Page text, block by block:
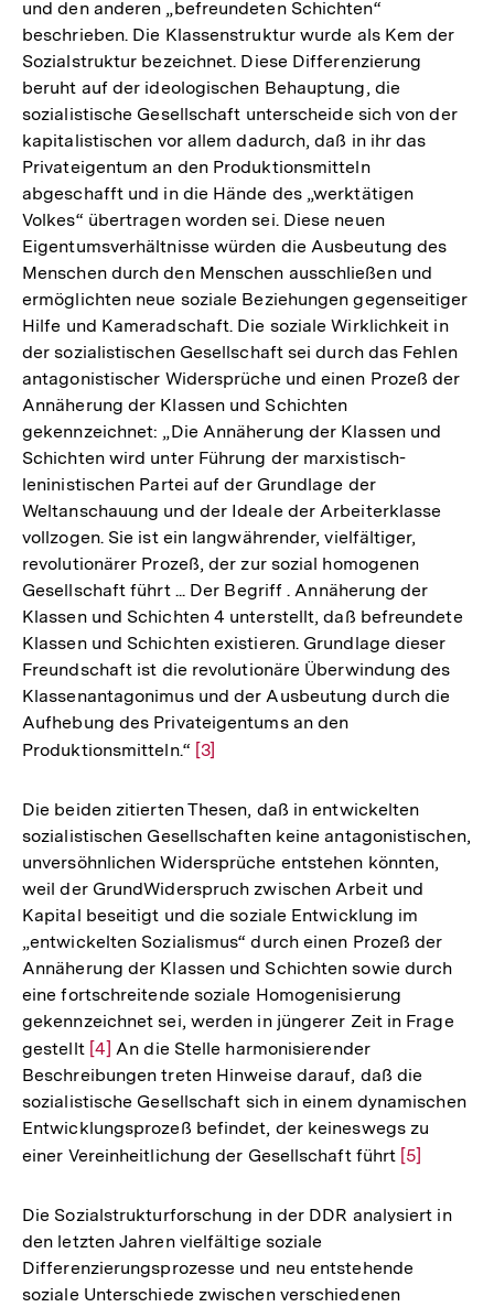
und den anderen „befreundeten Schichten“
beschrieben. Die Klassenstruktur wurde als Kem der
Sozialstruktur bezeichnet. Diese Differenzierung
beruht auf der ideologischen Behauptung, die
sozialistische Gesellschaft unterscheide sich von der
kapitalistischen vor allem dadurch, daß in ihr das
Privateigentum an den Produktionsmitteln
abgeschafft und in die Hände des „werktätigen
Volkes“ übertragen worden sei. Diese neuen
Eigentumsverhältnisse würden die Ausbeutung des
Menschen durch den Menschen ausschließen und
ermöglichten neue soziale Beziehungen gegenseitiger
Hilfe und Kameradschaft. Die soziale Wirklichkeit in
der sozialistischen Gesellschaft sei durch das Fehlen
antagonistischer Widersprüche und einen Prozeß der
Annäherung der Klassen und Schichten
gekennzeichnet: „Die Annäherung der Klassen und
Schichten wird unter Führung der marxistisch-
leninistischen Partei auf der Grundlage der
Weltanschauung und der Ideale der Arbeiterklasse
vollzogen. Sie ist ein langwährender, vielfältiger,
revolutionärer Prozeß, der zur sozial homogenen
Gesellschaft führt ... Der Begriff . Annäherung der
Klassen und Schichten 4 unterstellt, daß befreundete
Klassen und Schichten existieren. Grundlage dieser
Freundschaft ist die revolutionäre Überwindung des
Klassenantagonimus und der Ausbeutung durch die
Aufhebung des Privateigentums an den
Produktionsmitteln.“ Zur
der
Fußnote
[3]
Die beiden zitierten Thesen, daß in entwickelten
sozialistischen Gesellschaften keine antagonistischen,
unversöhnlichen Widersprüche entstehen könnten,
weil der GrundWiderspruch zwischen Arbeit und
Kapital beseitigt und die soziale Entwicklung im
„entwickelten Sozialismus“ durch einen Prozeß der
Annäherung der Klassen und Schichten sowie durch
eine fortschreitende soziale Homogenisierung
gekennzeichnet sei, werden in jüngerer Zeit in Frage
gestellt Zur
Auflösung
der
Fußnote
[4] An die Stelle harmonisierender
Beschreibungen treten Hinweise darauf, daß die
sozialistische Gesellschaft sich in einem dynamischen
Entwicklungsprozeß befindet, der keineswegs zu
einer Vereinheitlichung der Gesellschaft führt Zur
der
[5]
Die Sozialstrukturforschung in der DDR analysiert in
den letzten Jahren vielfältige soziale
Differenzierungsprozesse und neu entstehende
soziale Unterschiede zwischen verschiedenen